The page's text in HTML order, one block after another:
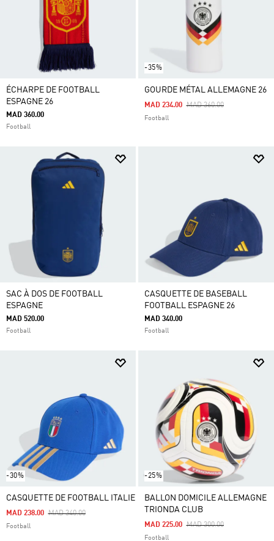
ÉCHARPE DE FOOTBALL
ESPAGNE 26
MAD 360.00
Football
-35%
GOURDE MÉTAL ALLEMAGNE 26
Price Reduced From
MAD 360.00To
MAD 234.00
Football
SAC À DOS DE FOOTBALL
ESPAGNE
MAD 520.00
Football
CASQUETTE DE BASEBALL
FOOTBALL ESPAGNE 26
MAD 340.00
Football
-30%
CASQUETTE DE FOOTBALL ITALIE
Price Reduced From
MAD 340.00To
MAD 238.00
Football
-25%
BALLON DOMICILE ALLEMAGNE
TRIONDA CLUB
Price Reduced From
MAD 300.00To
MAD 225.00
Football